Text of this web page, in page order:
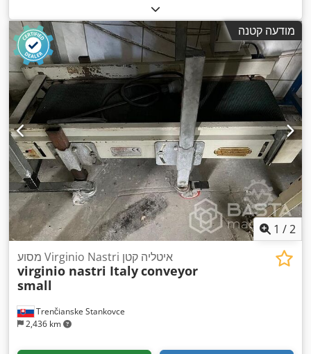
מודעה קטנה
1 /2
Trenčianske Stankovce
2,436 km
מסוע Virginio Nastri איטליה קטן
virginio nastri Italyconveyor
small